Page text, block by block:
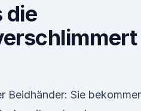
die
Beidhänder: Sie